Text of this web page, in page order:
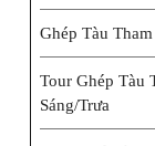
Ghép Tàu
Tour Ghép Tàu
Sáng/trưa